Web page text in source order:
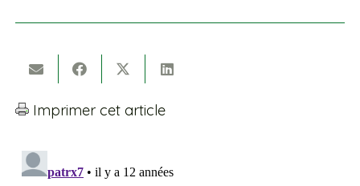
Imprimer cet article